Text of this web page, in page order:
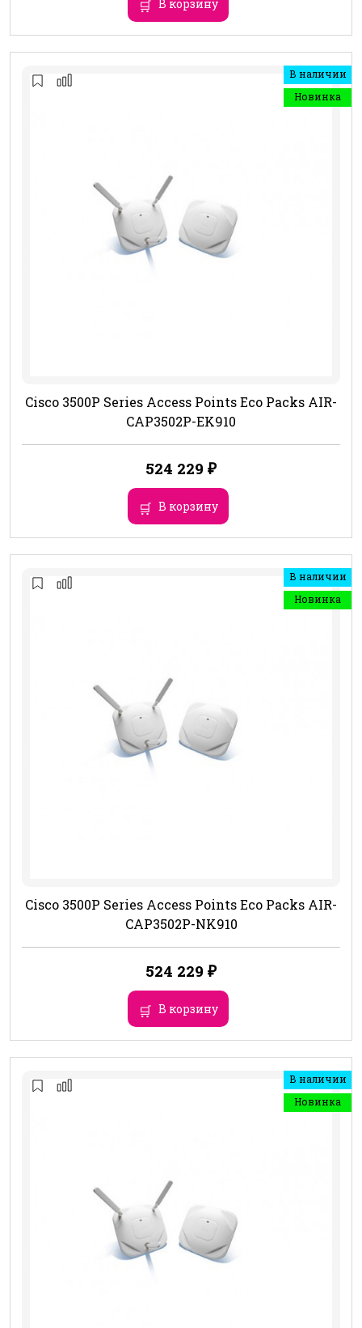
В корзину
В наличии
Новинка
Cisco 3500P Series Access Points Eco Packs AIR-
CAP3502P-EK910
524 229 ₽
В корзину
В наличии
Новинка
Cisco 3500P Series Access Points Eco Packs AIR-
CAP3502P-NK910
524 229 ₽
В корзину
В наличии
Новинка